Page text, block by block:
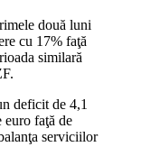
două luni
cu 17% faţă
similară
deficit de 4,1
faţă de
serviciilor